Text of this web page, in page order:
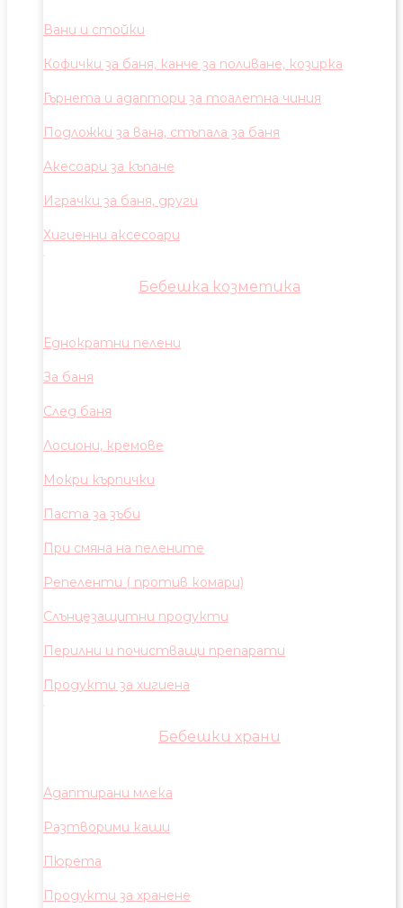
Вани и стойки
Кофички за баня, канче за поливане, козирка
Гърнета и адаптори за тоалетна чиния
Подложки за вана, стъпала за баня
Акесоари за къпане
Играчки за баня, други
Хигиенни аксесоари
Бебешка козметика
Еднократни пелени
За баня
След баня
Лосиони, кремове
Мокри кърпички
Паста за зъби
При смяна на пелените
Репеленти ( против комари)
Слънцезащитни продукти
Перилни и почистващи препарати
Продукти за хигиена
Бебешки храни
Адаптирани млека
Разтворими каши
Пюрета
Продукти за хранене